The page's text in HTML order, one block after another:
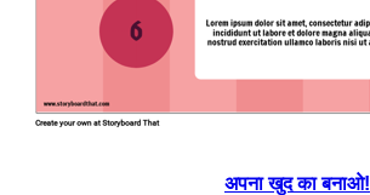
अपना खुद का बनाओ!